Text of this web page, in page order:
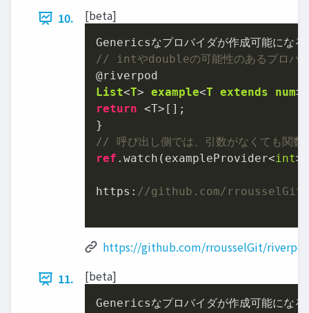
10. [beta]
// intやdoubleの可能性のあるプロバイ
List<T> example<T extends num>(
return <T>[];
// 呼び出し側では、引数がなくても関数
ref .watch(exampleProvider<int
https: //github.com/
https://github.com/rrousselGit/
11.
[beta]